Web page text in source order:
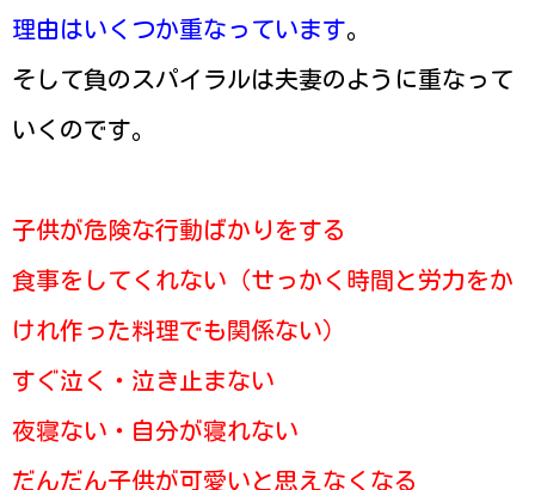
理由はいくつか重なっています。
そして負のスパイラルは夫妻のように重なって
いくのです。
子供が危険な行動ばかりをする
食事をしてくれない（せっかく時間と労力をか
けれ作った料理でも関係ない）
すぐ泣く・泣き止まない
夜寝ない・自分が寝れない
だんだん子供が可愛いと思えなくなる